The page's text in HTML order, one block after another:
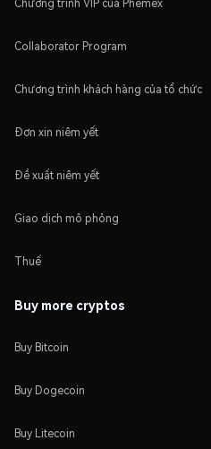
Chương trình VIP của Phemex
Collaborator Program
Chương trình khách hàng của tổ chức
Đơn xin niêm yết
Đề xuất niêm yết
Giao dịch mô phỏng
Thuế
Buy more cryptos
Buy Bitcoin
Buy Dogecoin
Buy Litecoin